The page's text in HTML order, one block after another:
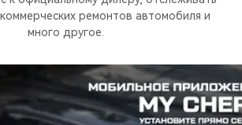
ремонтов автомобиля и
много другое.